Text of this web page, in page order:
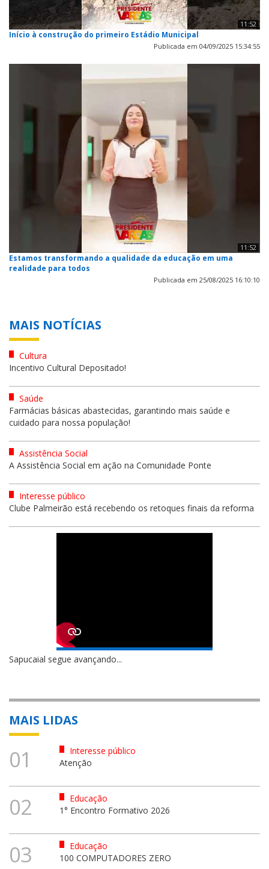
11:52
Início à construção do primeiro Estádio Municipal
Publicada em 04/09/2025 15:34:55
11:52
Estamos transformando a qualidade da educação em uma
realidade para todos
Publicada em 25/08/2025 16:10:10
MAIS NOTÍCIAS
Cultura
Incentivo Cultural Depositado!
Saúde
Farmácias básicas abastecidas, garantindo mais saúde e
cuidado para nossa população!
Assistência Social
A Assistência Social em ação na Comunidade Ponte
Interesse público
Clube Palmeirão está recebendo os retoques finais da reforma
Sapucaial segue avançando...
MAIS LIDAS
01
Interesse público
Atenção
02
Educação
1° Encontro Formativo 2026
03
Educação
100 COMPUTADORES ZERO